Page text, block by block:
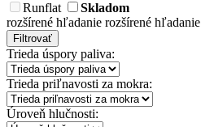
Runflat
Skladom
rozšírené hľadanie rozšírené hľadanie
Filtrovať
Trieda úspory paliva:
Trieda priľnavosti za mokra:
Úroveň hlučnosti: